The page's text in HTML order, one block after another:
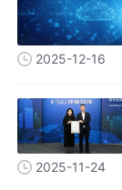
2025-12-16
2025-11-24